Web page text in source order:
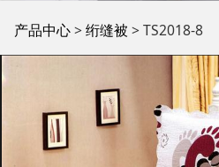
TS2018-8
产品中心>绗缝被 >TS2018-8